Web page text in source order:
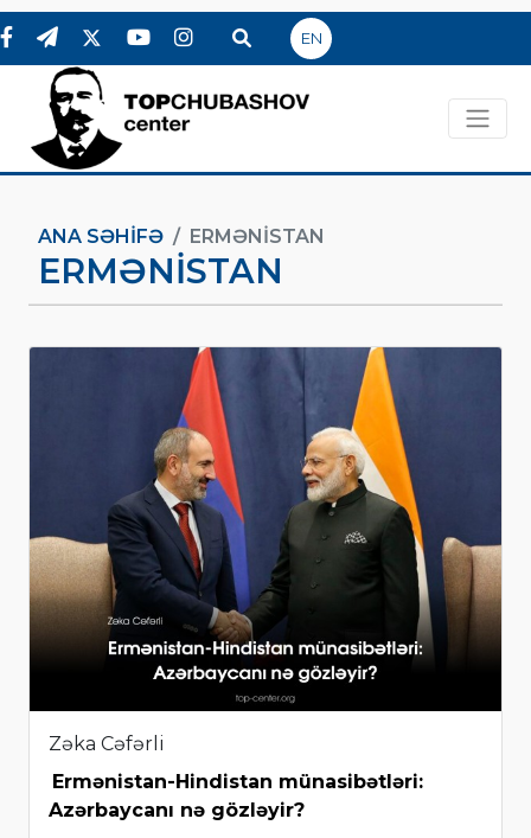
EN
ANA SƏHIFƏ ERMƏNISTAN
ERMƏNISTAN
Zəka Cəfərli
Ermənistan-Hindistan münasibətləri:
Azərbaycanı nə gözləyir?